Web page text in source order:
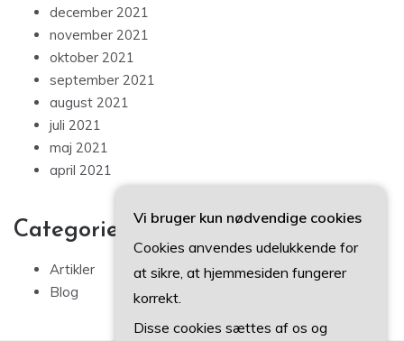
december 2021
november 2021
oktober 2021
september 2021
august 2021
juli 2021
maj 2021
april 2021
Categories
Artikler
Blog
Vi bruger kun nødvendige cookies
Cookies anvendes udelukkende for
at sikre, at hjemmesiden fungerer
korrekt.
Disse cookies sættes af os og